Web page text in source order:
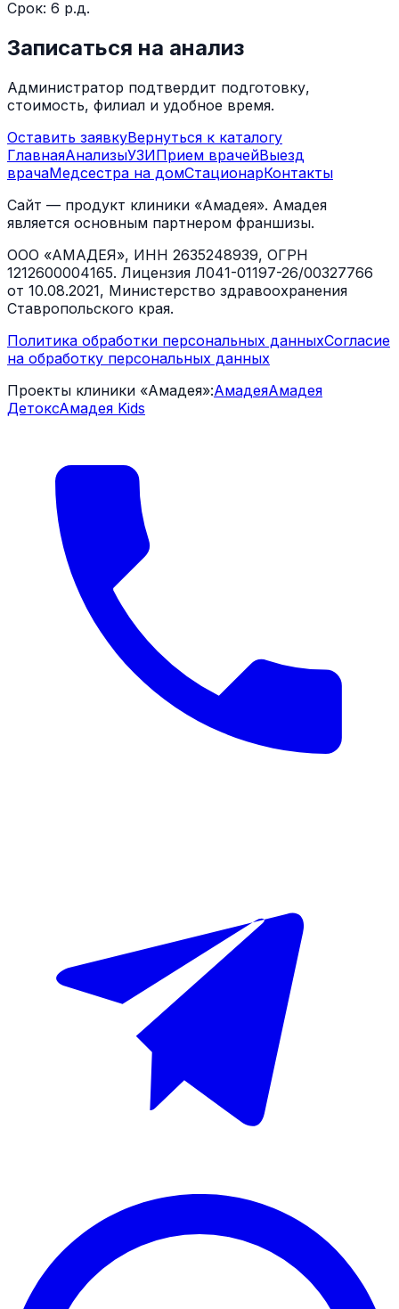
Срок: 6 р.д.
Записаться на анализ
Администратор подтвердит подготовку,
стоимость, филиал и удобное время.
Оставить заявкуВернуться к каталогу
ГлавнаяАнализыУЗИПрием врачейВыезд
врачаМедсестра на домСтационарКонтакты
Сайт — продукт клиники «Амадея». Амадея
является основным партнером франшизы.
ООО «АМАДЕЯ», ИНН 2635248939, ОГРН
1212600004165. Лицензия Л041-01197-26/00327766
от 10.08.2021, Министерство здравоохранения
Ставропольского края.
Политика обработки персональных данныхСогласие
на обработку персональных данных
Проекты клиники «Амадея»:АмадеяАмадея
ДетоксАмадея Kids